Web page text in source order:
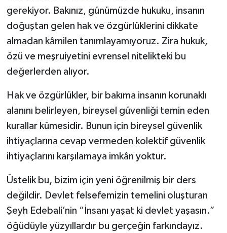
gerekiyor. Bakınız, günümüzde hukuku, insanın
doğuştan gelen hak ve özgürlüklerini dikkate
almadan kâmilen tanımlayamıyoruz. Zira hukuk,
özü ve meşruiyetini evrensel nitelikteki bu
değerlerden alıyor.
Hak ve özgürlükler, bir bakıma insanın korunaklı
alanını belirleyen, bireysel güvenliği temin eden
kurallar kümesidir. Bunun için bireysel güvenlik
ihtiyaçlarına cevap vermeden kolektif güvenlik
ihtiyaçlarını karşılamaya imkân yoktur.
Üstelik bu, bizim için yeni öğrenilmiş bir ders
değildir. Devlet felsefemizin temelini oluşturan
Şeyh Edebali’nin “İnsanı yaşat ki devlet yaşasın.”
öğüdüyle yüzyıllardır bu gerçeğin farkındayız.